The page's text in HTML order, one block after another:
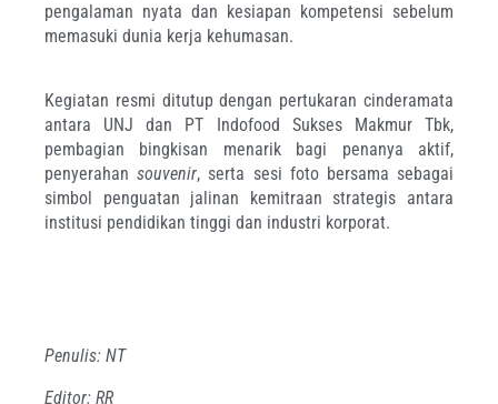
pengalaman nyata dan kesiapan kompetensi sebelum
memasuki dunia kerja kehumasan.
Kegiatan resmi ditutup dengan pertukaran cinderamata
antara UNJ dan PT Indofood Sukses Makmur Tbk,
pembagian bingkisan menarik bagi penanya aktif,
penyerahansouvenir, serta sesi foto bersama sebagai
simbol penguatan jalinan kemitraan strategis antara
institusi pendidikan tinggi dan industri korporat.
Penulis: NT
Editor: RR